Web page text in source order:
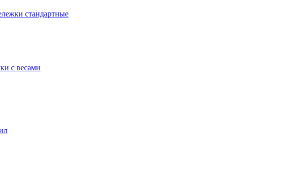
стандартные
с весами